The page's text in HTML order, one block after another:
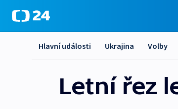
Hlavní události Ukrajina Volby
Letní řez